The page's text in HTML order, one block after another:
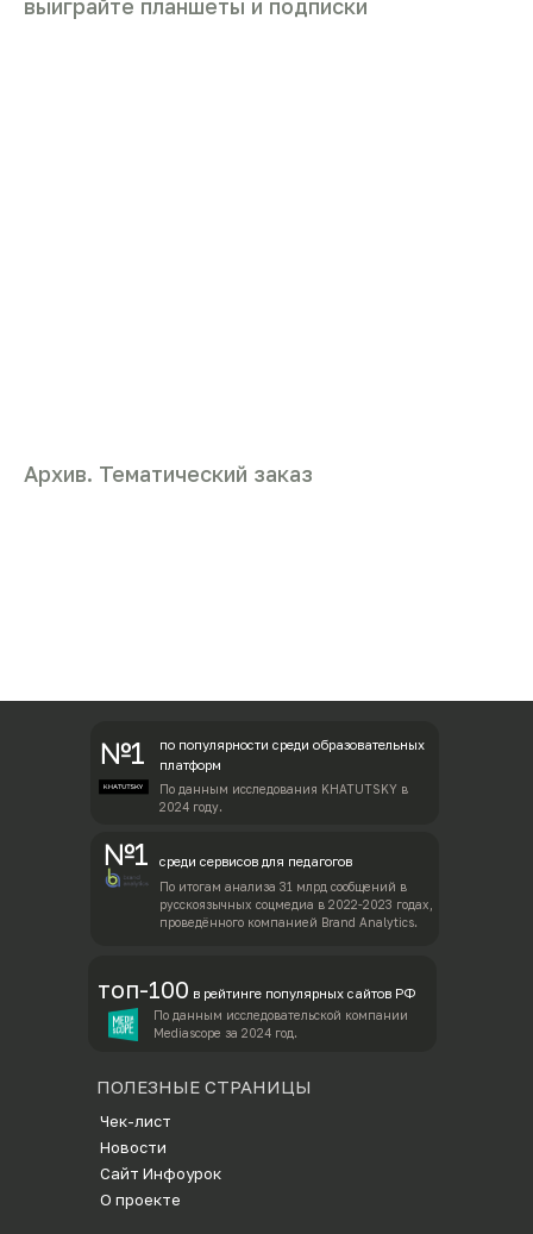
выиграйте планшеты и подписки
Архив. Тематический заказ
№1
по популярности среди образовательных
платформ
По данным исследования KHATUTSKY в
2024 году.
№1 среди сервисов для педагогов
По итогам анализа 31 млрд сообщений в
русскоязычных соцмедиа в 2022-2023 годах,
проведённого компанией Brand Analytics.
топ-100 в рейтинге популярных сайтов РФ
По данным исследовательской компании
Mediascope за 2024 год.
Новости
Сайт Инфоурок
Чек-лист
О проекте
ПОЛЕЗНЫЕ СТРАНИЦЫ